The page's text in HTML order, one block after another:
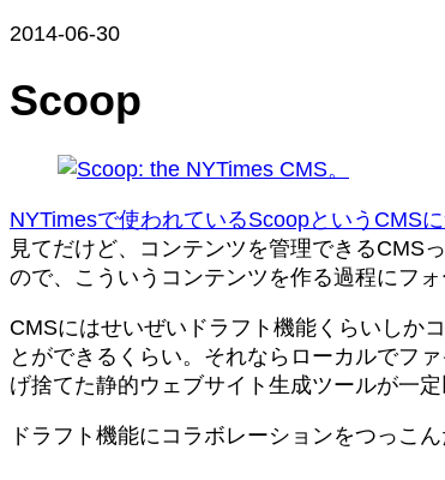
2014-06-30
Scoop
NYTimesで使われているScoopというCMS
見てだけど、コンテンツを管理できるCMS
ので、こういうコンテンツを作る過程にフ
CMSにはせいぜいドラフト機能くらいしか
とができるくらい。それならローカルでフ
げ捨てた静的ウェブサイト生成ツールが一
ドラフト機能にコラボレーションをつっこ